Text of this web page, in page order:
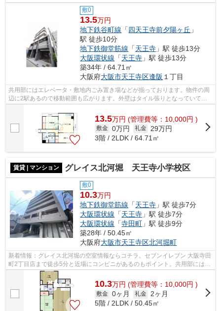
敷0
13.5万円
地下鉄谷町線 「四天王寺前夕陽ヶ丘 」
駅 徒歩10分
地下鉄御堂筋線 「天王寺 」駅 徒歩13分
大阪環状線 「天王寺 」駅 徒歩13分
築34年 / 64.71㎡
大阪府大阪市天王寺区逢阪 １丁目
共用部にはエレベータ・敷地内ごみ置き場などが揃っております。物件の周
辺に2駅あるので移動範囲も広がります。外壁はタイル張りとなっていて、
13.5万円 (管理費等：10,000円 )
敷金 0万円 礼金
29万円
3階 / 2LDK / 64.71㎡
賃貸 | マンション グレイス北河堀 天王寺小学校区
敷0
10.3万円
地下鉄御堂筋線 「天王寺 」駅 徒歩7分
大阪環状線 「天王寺 」駅 徒歩7分
大阪環状線 「寺田町 」駅 徒歩9分
築28年 / 50.45㎡
大阪府大阪市天王寺区北河堀町
新着情報：グレイス北河堀の空室情報ならコチラ。セブンイレブン 大阪寺田
町2丁目店まで徒歩5分と近場にコンビニがあるのもポイント。共用部にはエ
レベータ・敷地内ごみ置き場など様々...
10.3万円 (管理費等：10,000円 )
敷金 0ヶ月 礼金 2ヶ月
5階 / 2LDK / 50.45㎡